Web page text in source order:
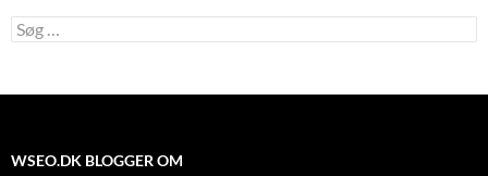
Søg
efter:
WSEO.DK BLOGGER OM